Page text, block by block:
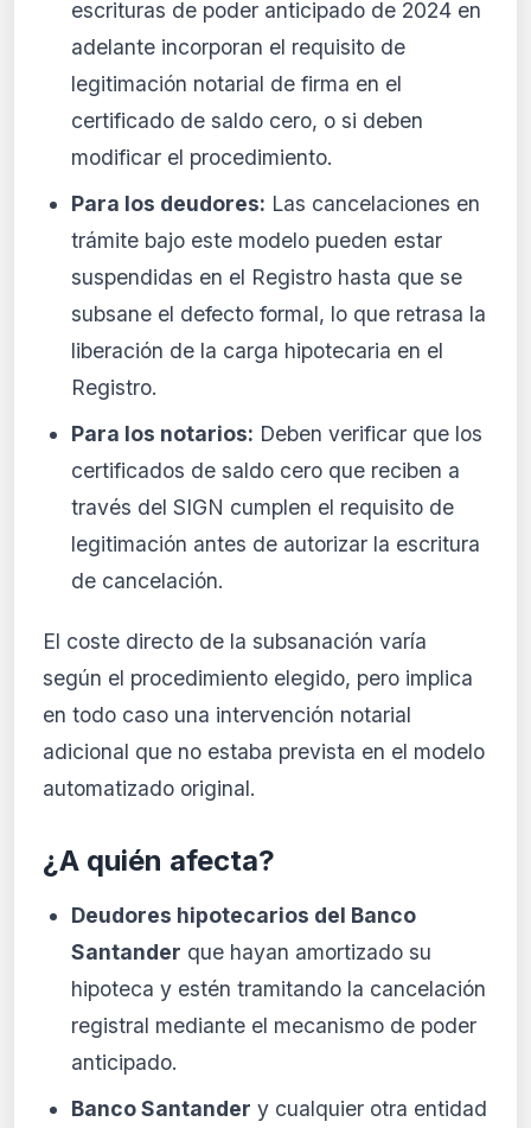
escrituras de poder anticipado de 2024 en
adelante incorporan el requisito de
legitimación notarial de firma en el
certificado de saldo cero, o si deben
modificar el procedimiento.
Para los deudores: Las cancelaciones en
trámite bajo este modelo pueden estar
suspendidas en el Registro hasta que se
subsane el defecto formal, lo que retrasa la
liberación de la carga hipotecaria en el
Registro.
Para los notarios: Deben verificar que los
certificados de saldo cero que reciben a
través del SIGN cumplen el requisito de
legitimación antes de autorizar la escritura
de cancelación.
El coste directo de la subsanación varía
según el procedimiento elegido, pero implica
en todo caso una intervención notarial
adicional que no estaba prevista en el modelo
automatizado original.
¿A quién afecta?
Deudores hipotecarios del Banco
Santander que hayan amortizado su
hipoteca y estén tramitando la cancelación
registral mediante el mecanismo de poder
anticipado.
Banco Santander y cualquier otra entidad